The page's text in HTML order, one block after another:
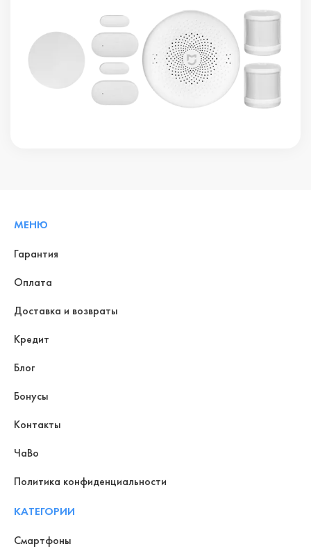
МЕНЮ
Гарантия
Оплата
Доставка и возвраты
Кредит
Блог
Бонусы
Контакты
ЧаВо
Политика конфиденциальности
КАТЕГОРИИ
Смартфоны